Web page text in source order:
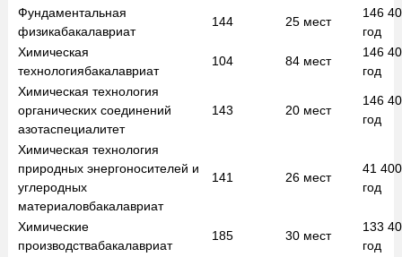
Фундаментальная
физикабакалавриат
144 25 мест
146
год
Химическая
технологиябакалавриат
104 84 мест
146
год
Химическая технология
органических соединений
азотаспециалитет
143 20 мест
146
год
Химическая технология
природных энергоносителей и
углеродных
материаловбакалавриат
141 26 мест
41
год
Химические
производствабакалавриат
185 30 мест
133
год